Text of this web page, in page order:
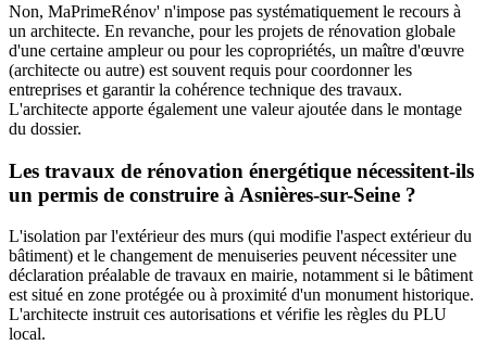
Non, MaPrimeRénov' n'impose pas systématiquement le recours à
un architecte. En revanche, pour les projets de rénovation globale
d'une certaine ampleur ou pour les copropriétés, un maître d'œuvre
(architecte ou autre) est souvent requis pour coordonner les
entreprises et garantir la cohérence technique des travaux.
L'architecte apporte également une valeur ajoutée dans le montage
du dossier.
Les travaux de rénovation énergétique nécessitent-ils
un permis de construire à Asnières-sur-Seine ?
L'isolation par l'extérieur des murs (qui modifie l'aspect extérieur du
bâtiment) et le changement de menuiseries peuvent nécessiter une
déclaration préalable de travaux en mairie, notamment si le bâtiment
est situé en zone protégée ou à proximité d'un monument historique.
L'architecte instruit ces autorisations et vérifie les règles du PLU
local.